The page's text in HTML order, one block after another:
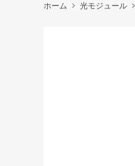
ホーム 光モジュール